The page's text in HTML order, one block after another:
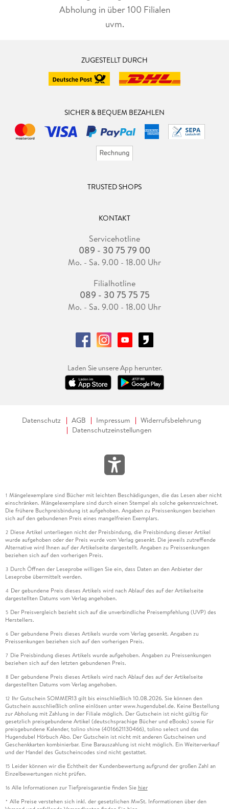
Abholung in über 100 Filialen
uvm.
ZUGESTELLT DURCH
SICHER & BEQUEM BEZAHLEN
TRUSTED SHOPS
KONTAKT
Servicehotline
089 - 30 75 79 00
Mo. - Sa. 9.00 - 18.00 Uhr
Filialhotline
089 - 30 75 75 75
Mo. - Sa. 9.00 - 18.00 Uhr
Laden Sie unsere App herunter.
Datenschutz AGB Impressum
Widerrufsbelehrung
Datenschutzeinstellungen
1 Mängelexemplare sind Bücher mit leichten Beschädigungen, die das Lesen aber nicht
einschränken. Mängelexemplare sind durch einen Stempel als solche gekennzeichnet.
Die frühere Buchpreisbindung ist aufgehoben. Angaben zu Preissenkungen beziehen
sich auf den gebundenen Preis eines mangelfreien Exemplars.
2 Diese Artikel unterliegen nicht der Preisbindung, die Preisbindung dieser Artikel
wurde aufgehoben oder der Preis wurde vom Verlag gesenkt. Die jeweils zutreffende
Alternative wird Ihnen auf der Artikelseite dargestellt. Angaben zu Preissenkungen
beziehen sich auf den vorherigen Preis.
3 Durch Öffnen der Leseprobe willigen Sie ein, dass Daten an den Anbieter der
Leseprobe übermittelt werden.
4 Der gebundene Preis dieses Artikels wird nach Ablauf des auf der Artikelseite
dargestellten Datums vom Verlag angehoben.
5 Der Preisvergleich bezieht sich auf die unverbindliche Preisempfehlung (UVP) des
Herstellers.
6 Der gebundene Preis dieses Artikels wurde vom Verlag gesenkt. Angaben zu
Preissenkungen beziehen sich auf den vorherigen Preis.
7 Die Preisbindung dieses Artikels wurde aufgehoben. Angaben zu Preissenkungen
beziehen sich auf den letzten gebundenen Preis.
8 Der gebundene Preis dieses Artikels wird nach Ablauf des auf der Artikelseite
dargestellten Datums vom Verlag angehoben.
12 Ihr Gutschein SOMMER13 gilt bis einschließlich 10.08.2026. Sie können den
Gutschein ausschließlich online einlösen unter www.hugendubel.de. Keine Bestellung
zur Abholung mit Zahlung in der Filiale möglich. Der Gutschein ist nicht gültig für
gesetzlich preisgebundene Artikel (deutschsprachige Bücher und eBooks) sowie für
preisgebundene Kalender, tolino shine (4016621130466), tolino select und das
Hugendubel Hörbuch Abo. Der Gutschein ist nicht mit anderen Gutscheinen und
Geschenkkarten kombinierbar. Eine Barauszahlung ist nicht möglich. Ein Weiterverkauf
und der Handel des Gutscheincodes sind nicht gestattet.
15 Leider können wir die Echtheit der Kundenbewertung aufgrund der großen Zahl an
Einzelbewertungen nicht prüfen.
16 Alle Informationen zur Tiefpreisgarantie finden Sie hier
* Alle Preise verstehen sich inkl. der gesetzlichen MwSt. Informationen über den